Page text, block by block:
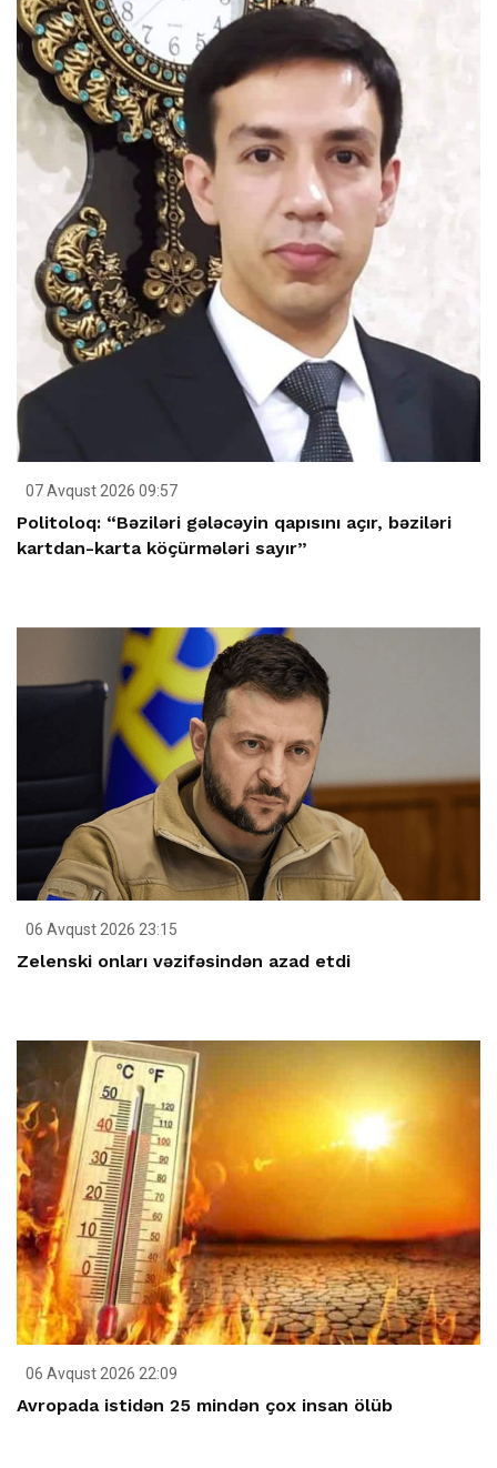
07 Avqust 2026 09:57
Politoloq: “Bəziləri gələcəyin qapısını açır, bəziləri
kartdan-karta köçürmələri sayır”
06 Avqust 2026 23:15
Zelenski onları vəzifəsindən azad etdi
06 Avqust 2026 22:09
Avropada istidən 25 mindən çox insan ölüb